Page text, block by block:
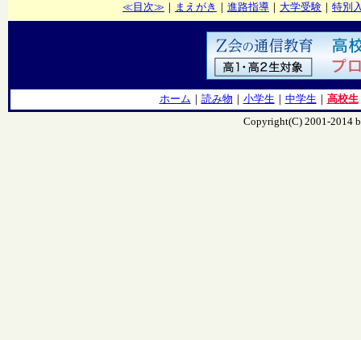
≪目次≫ ｜ まえがき ｜ 進路指導 ｜ 大学受験 ｜ 特別
ホーム ｜ 読み物 ｜ 小学生 ｜ 中学生 ｜ 高校生
Copyright(C) 2001-2014